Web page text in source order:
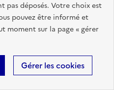
pas déposés. Votre choix est
pouvez être informé et
moment sur la page « gérer
Gérer les cookies